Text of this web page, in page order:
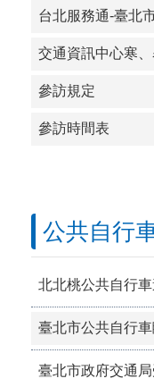
台北服務通-臺北
交通資訊中心寒
參訪規定
參訪時間表
公共自行
北北桃公共自行